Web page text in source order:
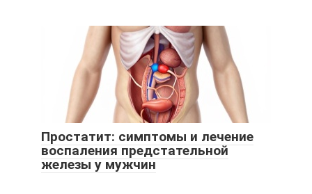
Простатит: симптомы и лечение
воспаления предстательной
железы у мужчин